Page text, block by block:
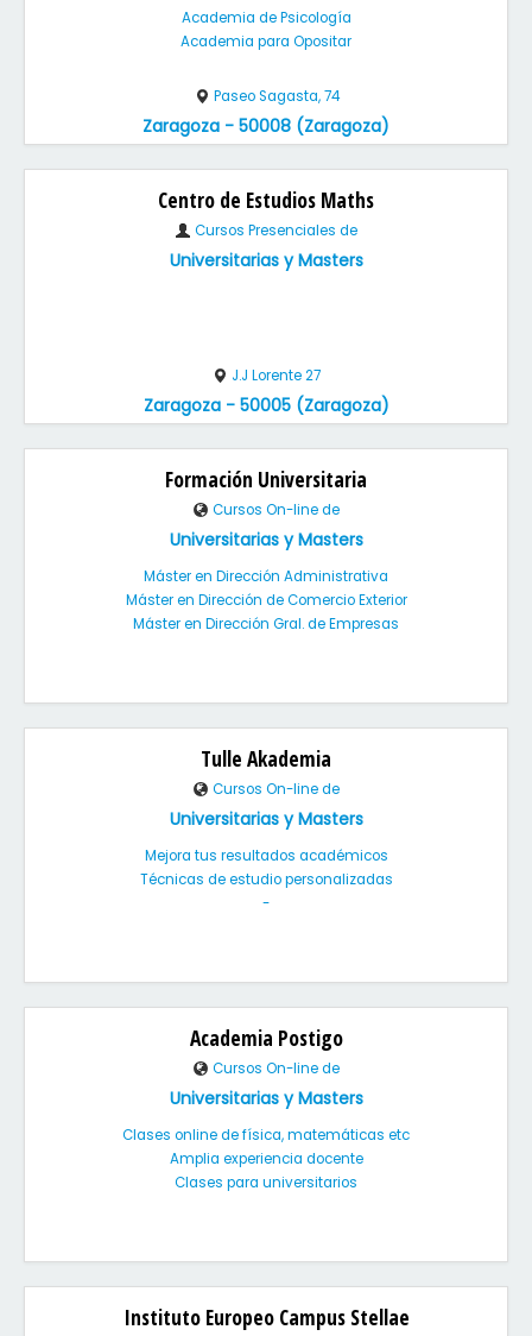
Academia de Psicología
Academia para Opositar
Paseo Sagasta, 74
Zaragoza - 50008 (Zaragoza)
Centro de Estudios Maths
Cursos Presenciales de
Universitarias y Masters
J.J Lorente 27
Zaragoza - 50005 (Zaragoza)
Formación Universitaria
Cursos On-line de
Universitarias y Masters
Máster en Dirección Administrativa
Máster en Dirección de Comercio Exterior
Máster en Dirección Gral. de Empresas
Tulle Akademia
Cursos On-line de
Universitarias y Masters
Mejora tus resultados académicos
Técnicas de estudio personalizadas
-
Academia Postigo
Cursos On-line de
Universitarias y Masters
Clases online de física, matemáticas etc
Amplia experiencia docente
Clases para universitarios
Instituto Europeo Campus Stellae